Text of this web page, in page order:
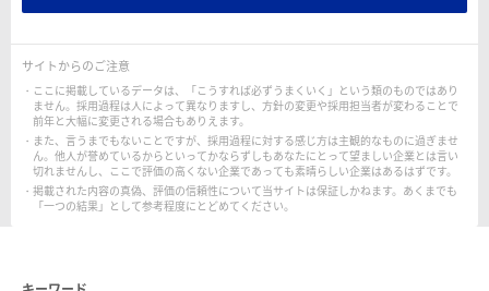
サイトからのご注意
ここに掲載しているデータは、「こうすれば必ずうまくいく」という類のものではあり
ません。採用過程は人によって異なりますし、方針の変更や採用担当者が変わることで
前年と大幅に変更される場合もありえます。
また、言うまでもないことですが、採用過程に対する感じ方は主観的なものに過ぎませ
ん。他人が誉めているからといってかならずしもあなたにとって望ましい企業とは言い
切れませんし、ここで評価の高くない企業であっても素晴らしい企業はあるはずです。
掲載された内容の真偽、評価の信頼性について当サイトは保証しかねます。あくまでも
「一つの結果」として参考程度にとどめてください。